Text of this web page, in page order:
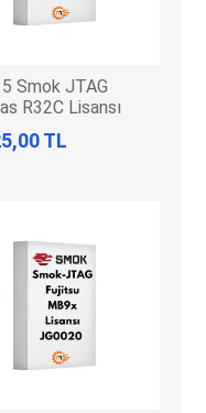
Smok JTAG
R32C Lisansı
TL